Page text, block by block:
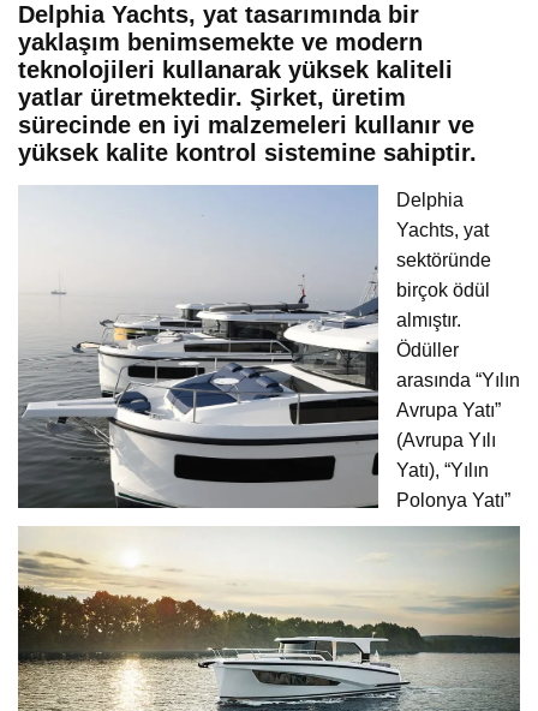
Delphia Yachts, yat tasarımında bir
yaklaşım benimsemekte ve modern
teknolojileri kullanarak yüksek kaliteli
yatlar üretmektedir. Şirket, üretim
sürecinde en iyi malzemeleri kullanır ve
yüksek kalite kontrol sistemine sahiptir.
Delphia
Yachts, yat
sektöründe
birçok ödül
almıştır.
Ödüller
arasında “Yılın
Avrupa Yatı”
(Avrupa Yılı
Yatı), “Yılın
Polonya Yatı”